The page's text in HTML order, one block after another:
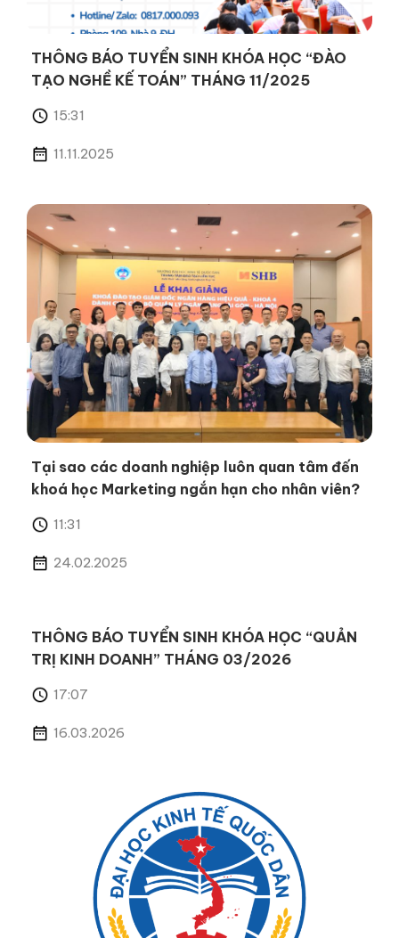
THÔNG BÁO TUYỂN SINH KHÓA HỌC “ĐÀO
TẠO NGHỀ KẾ TOÁN” THÁNG 11/2025
15:31
11.11.2025
Tại sao các doanh nghiệp luôn quan tâm đến
khoá học Marketing ngắn hạn cho nhân viên?
11:31
24.02.2025
THÔNG BÁO TUYỂN SINH KHÓA HỌC “QUẢN
TRỊ KINH DOANH” THÁNG 03/2026
17:07
16.03.2026